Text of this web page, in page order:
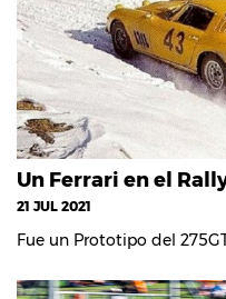
Un Ferrari en el
21 JUL 2021
Fue un Prototipo del